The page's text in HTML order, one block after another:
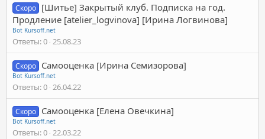
Скоро [Шитье] Закрытый клуб. Подписка на год.
Продление [atelier_logvinova] [Ирина Логвинова]
Bot Kursoff.net
Ответы 0 25.08.23
Скоро Самооценка [Ирина Семизорова]
Bot Kursoff.net
Ответы 0 26.04.22
Скоро Самооценка [Елена Овечкина]
Bot Kursoff.net
Ответы 0 22.03.22